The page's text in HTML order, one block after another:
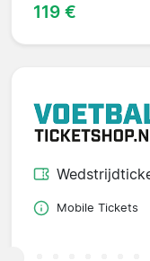
119 €
Mobile Tickets